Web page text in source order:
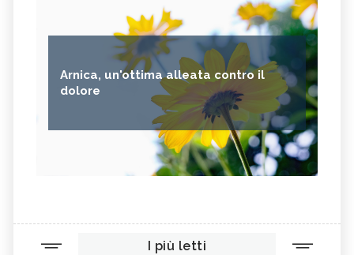
Arnica, un'ottima alleata contro il
dolore
I più letti